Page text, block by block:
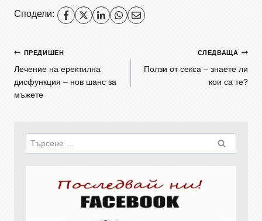
Сподели:
ПРЕДИШЕН
Лечение на еректилна
дисфункция – нов шанс за
мъжете
СЛЕДВАЩА
Ползи от секса – знаете ли
кои са те?